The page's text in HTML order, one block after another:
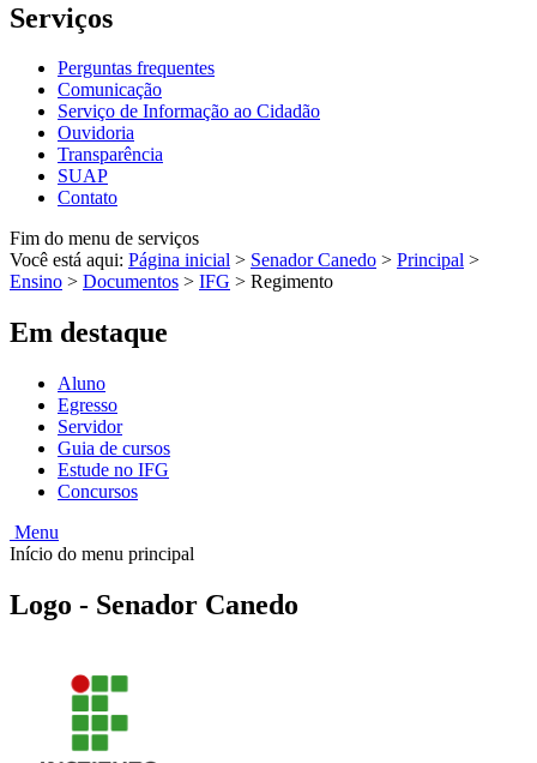
Serviços
Perguntas frequentes
Comunicação
Serviço de Informação ao Cidadão
Ouvidoria
Transparência
SUAP
Contato
Fim do menu de serviços
Você está aqui: Página inicial > Senador Canedo > Principal >
Ensino > Documentos > IFG > Regimento
Em destaque
Aluno
Egresso
Servidor
Guia de cursos
Estude no IFG
Concursos
Menu
Início do menu principal
Logo - Senador Canedo